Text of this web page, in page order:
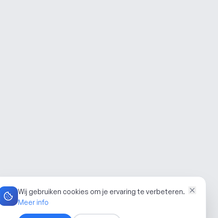
Wij gebruiken cookies om je ervaring te verbeteren.
Meer info